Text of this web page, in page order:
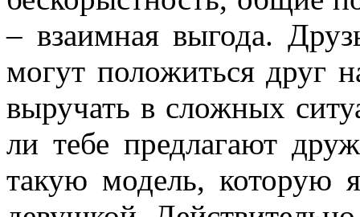
– взаимная выгода.
могут положиться друг
выручать в сложных
ли тебе предлагают
такую модель, которую